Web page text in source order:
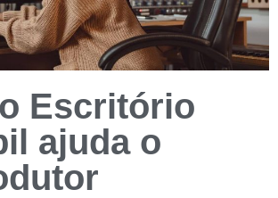
Escritório
ajuda o